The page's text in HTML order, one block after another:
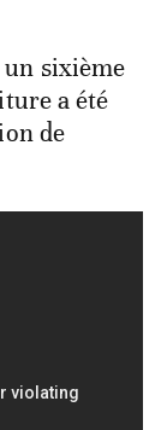
un sixième
a été
de